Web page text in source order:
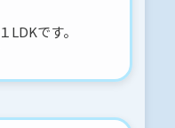
LDKです。